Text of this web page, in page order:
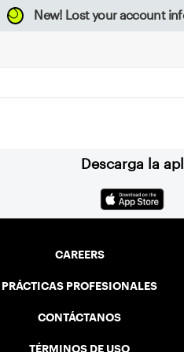
New! Lost your account
Descarga la
CAREERS
PRÁCTICAS PROFESIONALES
CONTÁCTANOS
TÉRMINOS DE USO